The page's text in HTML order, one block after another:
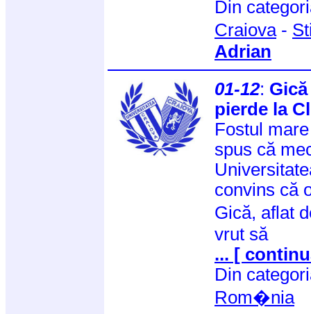
Din
Craiova-
Adrian
01-12:
pierde la
Fostul
spus că
convins că
Gică, aflat
vrut să
... [
Din
Rom�nia